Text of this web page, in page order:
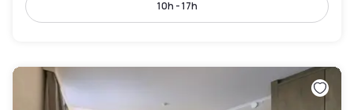
10h - 17h